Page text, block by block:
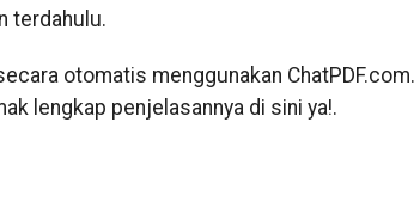
terdahulu.
otomatis menggunakan ChatPDF.com.
lengkap penjelasannya di sini ya!.